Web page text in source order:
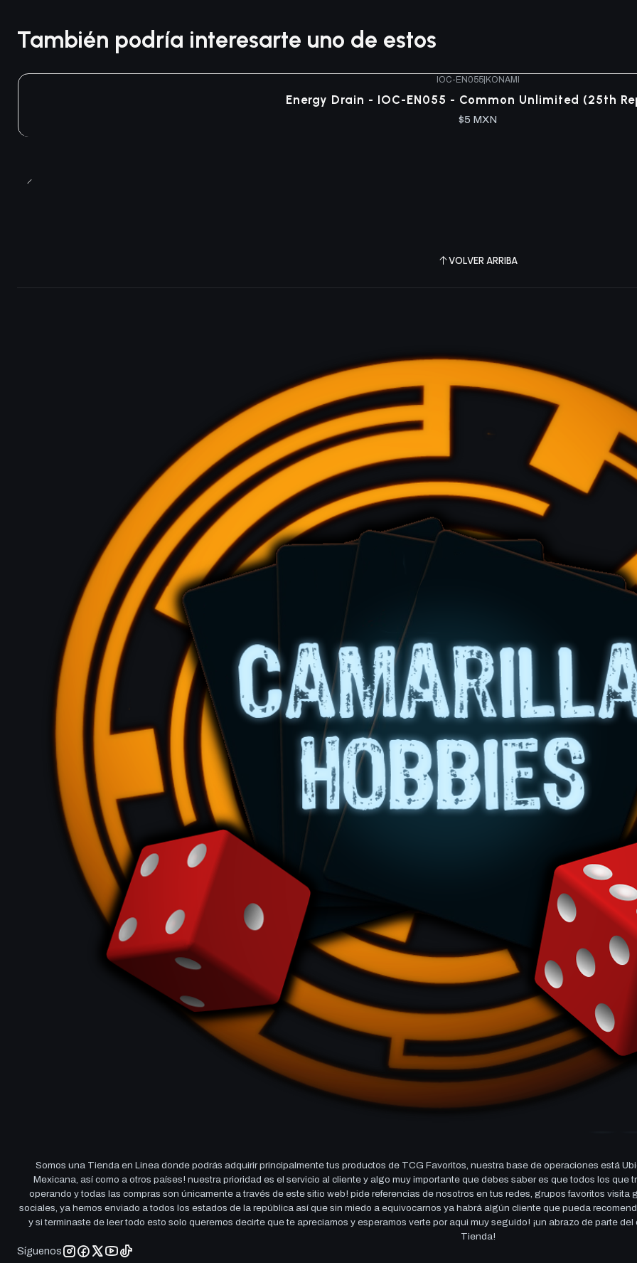
También podría interesarte uno de estos
IOC-EN055| KONAMI
Energy Drain - IOC-EN055 - Common Unlimited (25th
$5 MXN
VOLVER ARRIBA
Somos una Tienda en Linea donde podrás adquirir principalmente tus productos de TCG Favoritos, nuestra base de operaciones está
Mexicana, así como a otros países! nuestra prioridad es el servicio al cliente y algo muy importante que debes saber es que todos los
operando y todas las compras son únicamente a través de este sitio web! pide referencias de nosotros en tus redes, grupos favoritos
sociales, ya hemos enviado a todos los estados de la república así que sin miedo a equivocarnos ya habrá algún cliente que pueda
y si terminaste de leer todo esto solo queremos decirte que te apreciamos y esperamos verte por aqui muy seguido! ¡un abrazo de parte
Tienda!
Síguenos